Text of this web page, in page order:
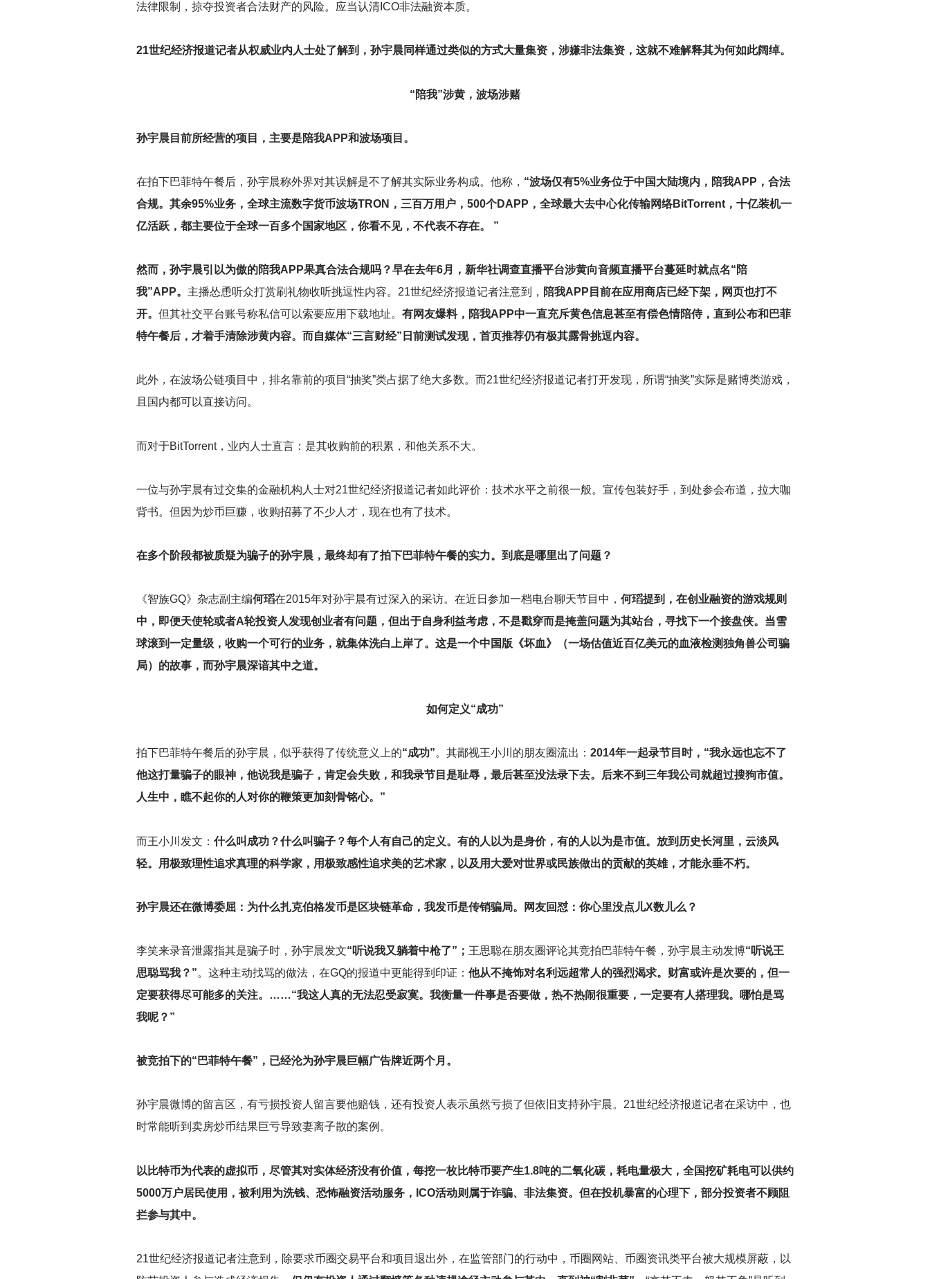
法律限制，掠夺投资者合法财产的风险。应当认清ICO非法融资本质。
21世纪经济报道记者从权威业内人士处了解到，孙宇晨同样通过类似的方式大量集资，涉嫌非法集资，这就不难解释其为何如此阔绰。
“陪我”涉黄，波场涉赌
孙宇晨目前所经营的项目，主要是陪我APP和波场项目。
在拍下巴菲特午餐后，孙宇晨称外界对其误解是不了解其实际业务构成。他称， “波场仅有5%业务位于中国大陆境内，陪我APP，合法
合规。其余95%业务，全球主流数字货币波场TRON，三百万用户，500个DAPP，全球最大去中心化传输网络BitTorrent，十亿装机一
亿活跃，都主要位于全球一百多个国家地区，你看不见，不代表不存在。 ”
然而，孙宇晨引以为傲的陪我APP果真合法合规吗？早在去年6月，新华社调查直播平台涉黄向音频直播平台蔓延时就点名“陪
我”APP。 主播怂恿听众打赏刷礼物收听挑逗性内容。21世纪经济报道记者注意到， 陪我APP目前在应用商店已经下架，网页也打不
开。 但其社交平台账号称私信可以索要应用下载地址。 有网友爆料，陪我APP中一直充斥黄色信息甚至有偿色情陪侍，直到公布和巴菲
特午餐后，才着手清除涉黄内容。而自媒体“三言财经”日前测试发现，首页推荐仍有极其露骨挑逗内容。
此外，在波场公链项目中，排名靠前的项目“抽奖”类占据了绝大多数。而21世纪经济报道记者打开发现，所谓“抽奖”实际是赌博类游戏，
且国内都可以直接访问。
而对于BitTorrent，业内人士直言：是其收购前的积累，和他关系不大。
一位与孙宇晨有过交集的金融机构人士对21世纪经济报道记者如此评价：技术水平之前很一般。宣传包装好手，到处参会布道，拉大咖
背书。但因为炒币巨赚，收购招募了不少人才，现在也有了技术。
在多个阶段都被质疑为骗子的孙宇晨，最终却有了拍下巴菲特午餐的实力。到底是哪里出了问题？
《智族GQ》杂志副主编何瑫在2015年对孙宇晨有过深入的采访。在近日参加一档电台聊天节目中， 何瑫提到，在创业融资的游戏规则
中，即便天使轮或者A轮投资人发现创业者有问题，但出于自身利益考虑，不是戳穿而是掩盖问题为其站台，寻找下一个接盘侠。当雪
球滚到一定量级，收购一个可行的业务，就集体洗白上岸了。这是一个中国版《坏血》（一场估值近百亿美元的血液检测独角兽公司骗
局）的故事，而孙宇晨深谙其中之道。
如何定义“成功”
拍下巴菲特午餐后的孙宇晨，似乎获得了传统意义上的“成功”。其鄙视王小川的朋友圈流出： 2014年一起录节目时，“我永远也忘不了
他这打量骗子的眼神，他说我是骗子，肯定会失败，和我录节目是耻辱，最后甚至没法录下去。后来不到三年我公司就超过搜狗市值。
人生中，瞧不起你的人对你的鞭策更加刻骨铭心。”
而王小川发文： 什么叫成功？什么叫骗子？每个人有自己的定义。有的人以为是身价，有的人以为是市值。放到历史长河里，云淡风
轻。用极致理性追求真理的科学家，用极致感性追求美的艺术家，以及用大爱对世界或民族做出的贡献的英雄，才能永垂不朽。
孙宇晨还在微博委屈：为什么扎克伯格发币是区块链革命，我发币是传销骗局。网友回怼：你心里没点儿X数儿么？
李笑来录音泄露指其是骗子时，孙宇晨发文“听说我又躺着中枪了”； 王思聪在朋友圈评论其竞拍巴菲特午餐，孙宇晨主动发博“听说王
思聪骂我？”。这种主动找骂的做法，在GQ的报道中更能得到印证： 他从不掩饰对名利远超常人的强烈渴求。财富或许是次要的，但一
定要获得尽可能多的关注。……“我这人真的无法忍受寂寞。我衡量一件事是否要做，热不热闹很重要，一定要有人搭理我。哪怕是骂
我呢？”
被竞拍下的“巴菲特午餐”，已经沦为孙宇晨巨幅广告牌近两个月。
孙宇晨微博的留言区，有亏损投资人留言要他赔钱，还有投资人表示虽然亏损了但依旧支持孙宇晨。21世纪经济报道记者在采访中，也
时常能听到卖房炒币结果巨亏导致妻离子散的案例。
以比特币为代表的虚拟币，尽管其对实体经济没有价值，每挖一枚比特币要产生1.8吨的二氧化碳，耗电量极大，全国挖矿耗电可以供约
5000万户居民使用，被利用为洗钱、恐怖融资活动服务，ICO活动则属于诈骗、非法集资。但在投机暴富的心理下，部分投资者不顾阻
拦参与其中。
21世纪经济报道记者注意到，除要求币圈交易平台和项目退出外，在监管部门的行动中，币圈网站、币圈资讯类平台被大规模屏蔽，以